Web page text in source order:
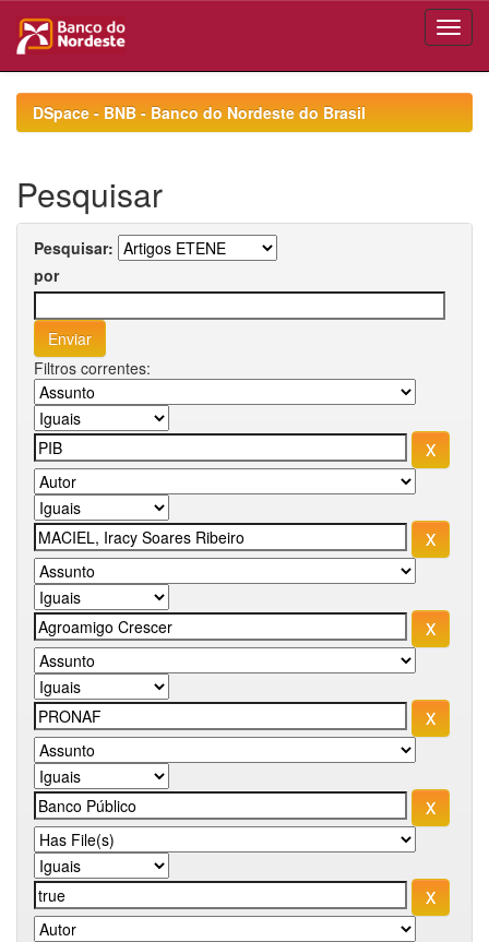
navigationDSpace - BNB - Banco do Nordeste do Brasil
Pesquisar
Pesquisar:
por
Filtros correntes: